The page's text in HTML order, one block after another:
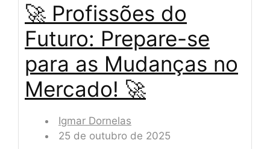
🚀 Profissões do
Futuro: Prepare-se
para as Mudanças no
Mercado! 🚀
Igmar Dornelas
25 de outubro de 2025